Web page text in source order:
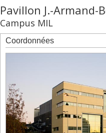
2101,
boul.
Édouard-
Montpetit
2350,
boul.
2442,
boul.
Édouard-
Montpetit,
résidences
Pavillon J.-Armand-
Campus MIL
Coordonnées